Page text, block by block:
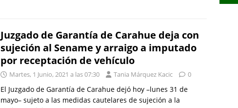
Juzgado de Garantía de Carahue deja con
sujeción al Sename y arraigo a imputado
por receptación de vehículo
Martes, 1 Junio, 2021 a las 07:30 Tania Márquez Kacic 0
El Juzgado de Garantía de Carahue dejó hoy –lunes 31 de
mayo– sujeto a las medidas cautelares de sujeción a la